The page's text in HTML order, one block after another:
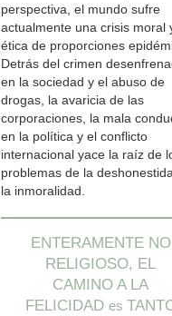
perspectiva, el mundo sufre
actualmente una crisis moral
ética de proporciones
Detrás del crimen
en la sociedad y el abuso de
drogas, la avaricia de las
corporaciones, la mala
en la política y el conflicto
internacional yace la raíz de
problemas de la
la inmoralidad.
ENTERAMENTE NO
RELIGIOSO, EL
CAMINO A LA
FELICIDAD es